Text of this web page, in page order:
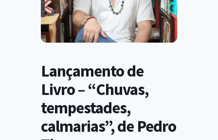
Lançamento de
Livro – “Chuvas,
tempestades,
calmarias”, de Pedro